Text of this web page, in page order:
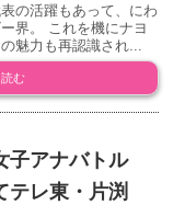
の活躍もあって、にわ
界。 これを機にナヨ
魅力も再認識され...
む
子アナバトル
テレ東・片渕